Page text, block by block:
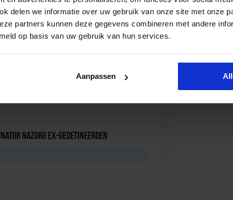
delen we informatie over uw gebruik van onze site met onze
partners kunnen deze gegevens combineren met andere
op basis van uw gebruik van hun services.
Aanpassen
maar ook een sociaal maatschappelijk
tijdens hetcongres Ondermijning & Georganiseerde
nazorg ex-gedetineerden